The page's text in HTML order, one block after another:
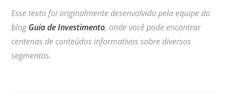
Esse texto foi originalmente desenvolvido pela equipe do
blogGuia de Investimento, onde você pode encontrar
centenas de conteúdos informativos sobre diversos
segmentos.